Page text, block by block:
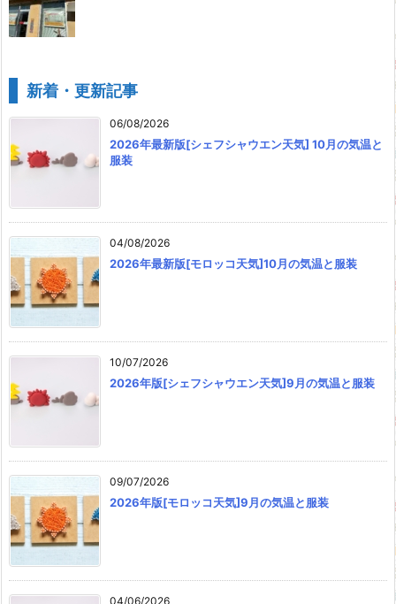
新着・更新記事
06/08/2026
2026年最新版[シェフシャウエン天気] 10月の気温と
服装
04/08/2026
2026年最新版[モロッコ天気]10月の気温と服装
10/07/2026
2026年版[シェフシャウエン天気]9月の気温と服装
09/07/2026
2026年版[モロッコ天気]9月の気温と服装
04/06/2026